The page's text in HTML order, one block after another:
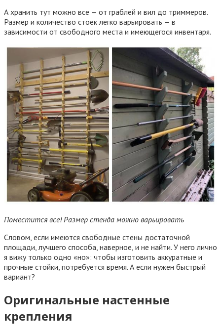
А хранить тут можно все — от граблей и вил до триммеров.
Размер и количество стоек легко варьировать — в
зависимости от свободного места и имеющегося инвентаря.
Поместится все! Размер стенда можно варьировать
Словом, если имеются свободные стены достаточной
площади, лучшего способа, наверное, и не найти. У него лично
я вижу только одно «но»: чтобы изготовить аккуратные и
прочные стойки, потребуется время. А если нужен быстрый
вариант?
Оригинальные настенные
крепления